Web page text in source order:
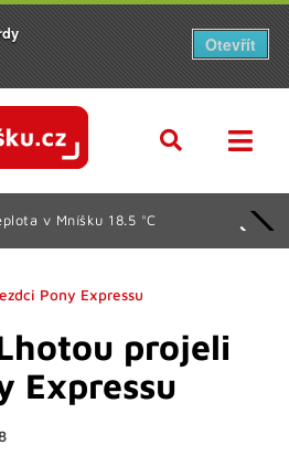
v Mníšku 18.5 °C
Pony Expressu
projeli
Expressu
Otevřít